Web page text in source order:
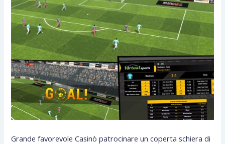
Grande favorevole Casinò patrocinare un coperta schiera di